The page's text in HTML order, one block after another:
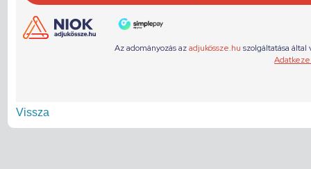
Vissza